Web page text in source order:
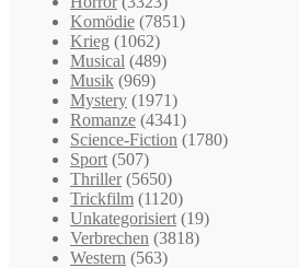
Komödie (7851)
Krieg (1062)
Musical (489)
Musik (969)
Mystery (1971)
Romanze (4341)
Science-Fiction (1780)
Sport (507)
Thriller (5650)
Trickfilm (1120)
Unkategorisiert (19)
Verbrechen (3818)
Western (563)